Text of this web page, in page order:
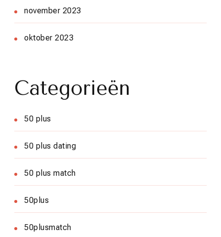
november 2023
oktober 2023
Categorieën
50 plus
50 plus dating
50 plus match
50plus
50plusmatch